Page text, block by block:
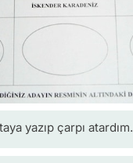
yazıp çarpı atardım.